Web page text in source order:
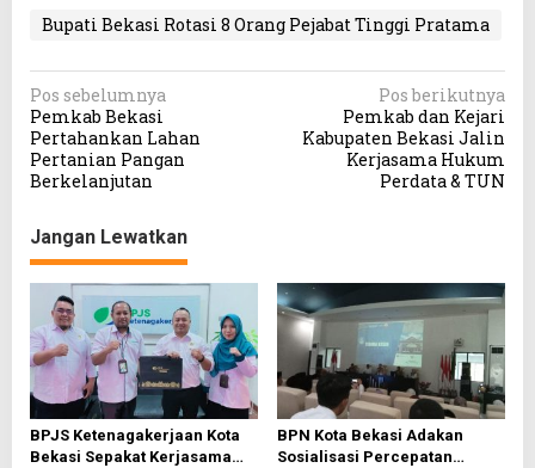
Bupati Bekasi Rotasi 8 Orang Pejabat Tinggi Pratama
N
a
v
i
g
a
s
i
p
o
s
Pos sebelumnya
Pemkab Bekasi
Pertahankan Lahan
Pertanian Pangan
Berkelanjutan
Pos berikutnya
Pemkab dan Kejari
Kabupaten Bekasi Jalin
Kerjasama Hukum
Perdata & TUN
Jangan Lewatkan
BPJS Ketenagakerjaan Kota
Bekasi Sepakat Kerjasama
BPN Kota Bekasi Adakan
Sosialisasi Percepatan